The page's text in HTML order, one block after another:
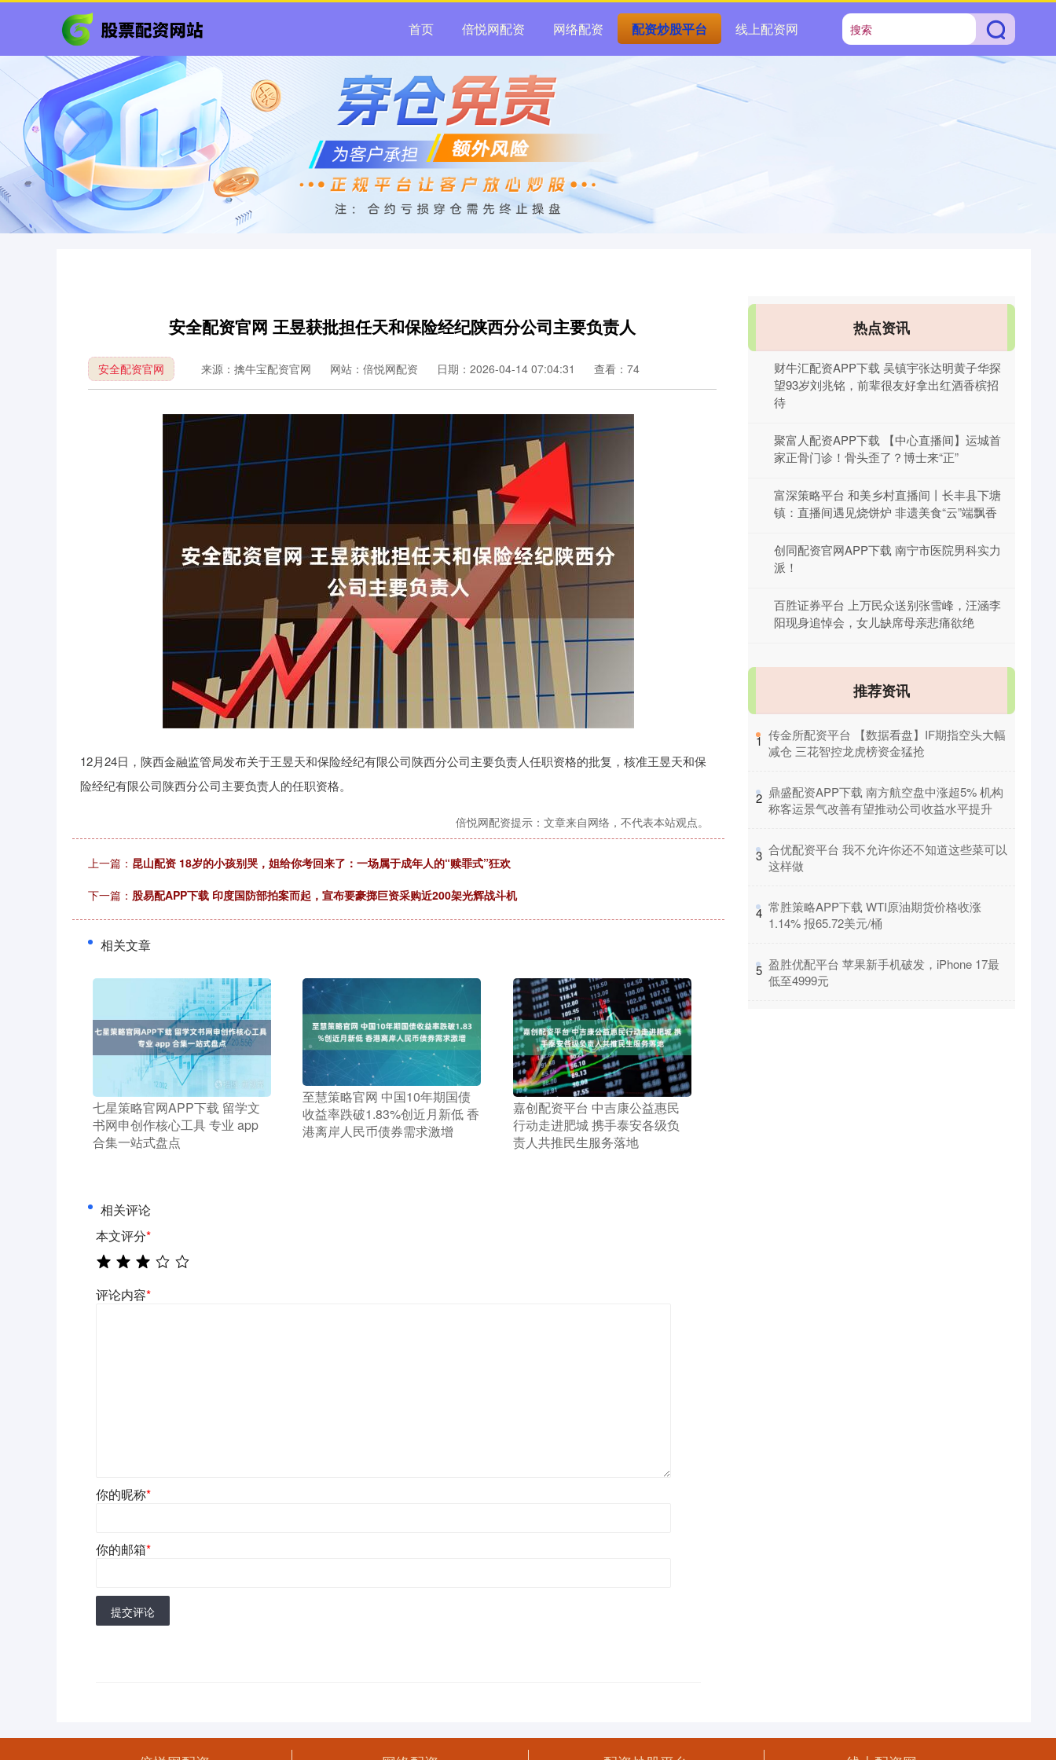
首页 倍悦网配资 网络配资 配资炒股平台 线上配资网
安全配资官网 王昱获批担任天和保险经纪陕西分公司主要负责人
安全配资官网 来源：擒牛宝配资官网 网站：倍悦网配资 日期：2026-04-14 07:04:31 查看：74
12月24日，陕西金融监管局发布关于王昱天和保险经纪有限公司陕西分公司主要负责人任职资格的批复，核准王昱天和保
险经纪有限公司陕西分公司主要负责人的任职资格。
倍悦网配资提示：文章来自网络，不代表本站观点。
上一篇： 昆山配资 18岁的小孩别哭，姐给你考回来了：一场属于成年人的“赎罪式”狂欢
下一篇： 股易配APP下载 印度国防部拍案而起，宣布要豪掷巨资采购近200架光辉战斗机
相关文章
​七星策略官网APP下载 留学文
书网申创作核心工具 专业 app
合集一站式盘点
​至慧策略官网 中国10年期国债
收益率跌破1.83%创近月新低 香
港离岸人民币债券需求激增
​嘉创配资平台 中吉康公益惠民
行动走进肥城 携手泰安各级负
责人共推民生服务落地
相关评论
本文评分*
评论内容*
你的昵称*
你的邮箱*
提交评论
热点资讯
财牛汇配资APP下载 吴镇宇张达明黄子华探
望93岁刘兆铭，前辈很友好拿出红酒香槟招
待
聚富人配资APP下载 【中心直播间】运城首
家正骨门诊！骨头歪了？博士来“正”
富深策略平台 和美乡村直播间丨长丰县下塘
镇：直播间遇见烧饼炉 非遗美食“云”端飘香
创同配资官网APP下载 南宁市医院男科实力
派！
百胜证券平台 上万民众送别张雪峰，汪涵李
阳现身追悼会，女儿缺席母亲悲痛欲绝
推荐资讯
1 ​传金所配资平台 【数据看盘】IF期指空头大幅
减仓 三花智控龙虎榜资金猛抢
2 ​鼎盛配资APP下载 南方航空盘中涨超5% 机构
称客运景气改善有望推动公司收益水平提升
3 ​合优配资平台 我不允许你还不知道这些菜可以
这样做
4 ​常胜策略APP下载 WTI原油期货价格收涨
1.14% 报65.72美元/桶
5 ​盈胜优配平台 苹果新手机破发，iPhone 17最
低至4999元